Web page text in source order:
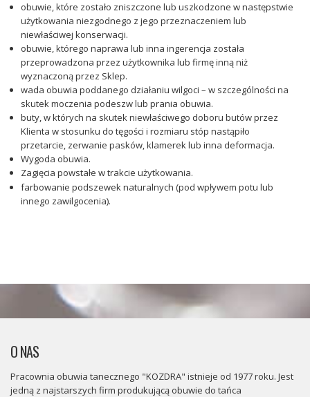
obuwie, które zostało zniszczone lub uszkodzone w następstwie
użytkowania niezgodnego z jego przeznaczeniem lub
niewłaściwej konserwacji.
obuwie, którego naprawa lub inna ingerencja została
przeprowadzona przez użytkownika lub firmę inną niż
wyznaczoną przez Sklep.
wada obuwia poddanego działaniu wilgoci – w szczególności na
skutek moczenia podeszw lub prania obuwia.
buty, w których na skutek niewłaściwego doboru butów przez
Klienta w stosunku do tęgości i rozmiaru stóp nastąpiło
przetarcie, zerwanie pasków, klamerek lub inna deformacja.
Wygoda obuwia.
Zagięcia powstałe w trakcie użytkowania.
farbowanie podszewek naturalnych (pod wpływem potu lub
innego zawilgocenia).
O NAS
Pracownia obuwia tanecznego "KOZDRA" istnieje od 1977 roku. Jest
jedną z najstarszych firm produkującą obuwie do tańca